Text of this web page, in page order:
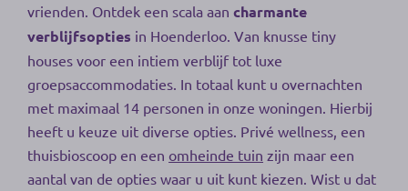
vrienden. Ontdek een scala aancharmante
verblijfsopties in Hoenderloo. Van knusse tiny
houses voor een intiem verblijf tot luxe
groepsaccommodaties. In totaal kunt u overnachten
met maximaal 14 personen in onze woningen. Hierbij
heeft u keuze uit diverse opties. Privé wellness, een
thuisbioscoop en een omheinde tuin zijn maar een
aantal van de opties waar u uit kunt kiezen. Wist u dat